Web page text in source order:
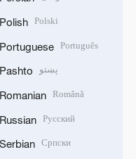
Polish Polski
Portuguese Português
Pashto پښتو
Romanian Română
Russian Русский
Serbian Српски